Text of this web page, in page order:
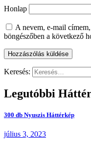
Honlap
A nevem, e-mail
böngészőben a következő
Keresés:
Legutóbbi
300 db Nyuszis Háttérkép
július 3, 2023